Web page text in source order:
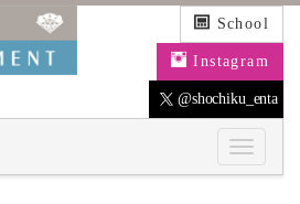
School
Instagram
@shochiku_enta